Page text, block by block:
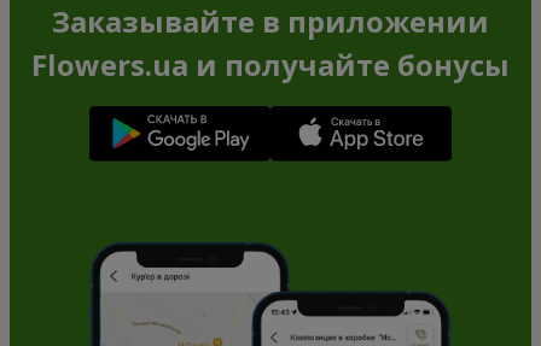
Заказывайте в приложении
Flowers.ua и получайте бонусы